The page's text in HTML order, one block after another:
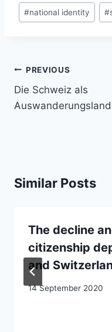
#national identity #
Post
navigation
PREVIOUS
Die Schweiz als
Auswanderungsland
Similar Posts
The decline
citizenship
and
14 September 2020